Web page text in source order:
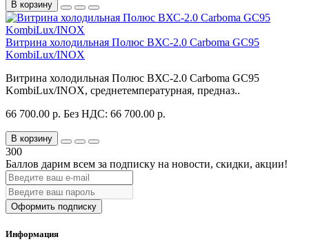
В корзину
Витрина холодильная Полюс ВХС-2.0 Carboma GC95
KombiLux/INOX
Витрина холодильная Полюс ВХС-2.0 Carboma GC95
KombiLux/INOX, среднетемпературная, предназ..
66 700.00 р. Без НДС: 66 700.00 р.
В корзину
300
Баллов дарим всем за подписку на новости, скидки, акции!
Оформить подписку
Информация